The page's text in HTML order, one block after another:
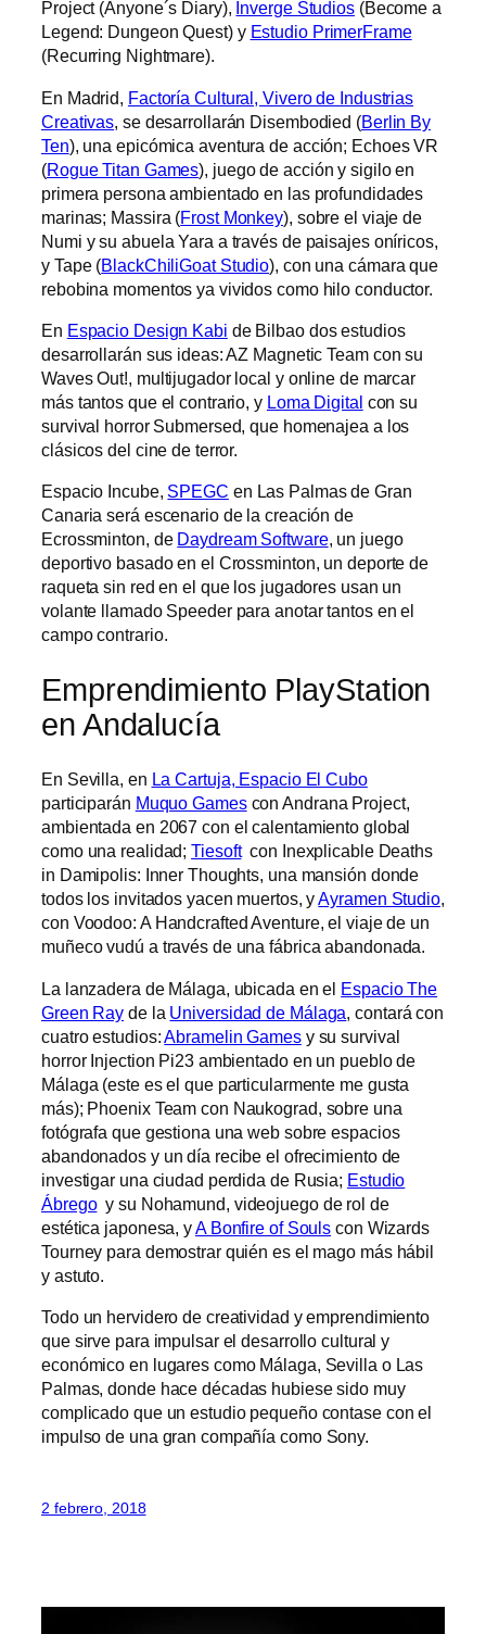
Project (Anyone´s Diary), Inverge Studios(Become a
Legend: Dungeon Quest) y Estudio PrimerFrame
(Recurring Nightmare).
En Madrid, Factoría Cultural, Vivero de Industrias
Creativas, se desarrollarán Disembodied (Berlin By
Ten), una epicómica aventura de acción; Echoes VR
(Rogue Titan Games), juego de acción y sigilo en
primera persona ambientado en las profundidades
marinas; Massira (Frost Monkey), sobre el viaje de
Numi y su abuela Yara a través de paisajes oníricos,
y Tape (BlackChiliGoat Studio), con una cámara que
rebobina momentos ya vividos como hilo conductor.
En Espacio Design Kabi de Bilbao dos estudios
desarrollarán sus ideas: AZ Magnetic Team con su
Waves Out!, multijugador local y online de marcar
más tantos que el contrario, y Loma Digital con su
survival horror Submersed, que homenajea a los
clásicos del cine de terror.
Espacio Incube, SPEGC en Las Palmas de Gran
Canaria será escenario de la creación de
Ecrossminton, de Daydream Software, un juego
deportivo basado en el Crossminton, un deporte de
raqueta sin red en el que los jugadores usan un
volante llamado Speeder para anotar tantos en el
campo contrario.
Emprendimiento PlayStation
en Andalucía
En Sevilla, en La Cartuja, Espacio El Cubo
participarán Muquo Gamescon Andrana Project,
ambientada en 2067 con el calentamiento global
como una realidad;Tiesoftcon Inexplicable Deaths
in Damipolis: Inner Thoughts, una mansión donde
todos los invitados yacen muertos, yAyramen Studio,
con Voodoo: A Handcrafted Aventure, el viaje de un
muñeco vudú a través de una fábrica abandonada.
La lanzadera de Málaga, ubicada en el Espacio The
Green Ray de la Universidad de Málaga, contará con
cuatro estudios:Abramelin Gamesy su survival
horror Injection Pi23 ambientado en un pueblo de
Málaga (este es el que particularmente me gusta
más); Phoenix Team con Naukograd, sobre una
fotógrafa que gestiona una web sobre espacios
abandonados y un día recibe el ofrecimiento de
investigar una ciudad perdida de Rusia; Estudio
Ábregoy su Nohamund, videojuego de rol de
estética japonesa, yA Bonfire of Souls con Wizards
Tourney para demostrar quién es el mago más hábil
y astuto.
Todo un hervidero de creatividad y emprendimiento
que sirve para impulsar el desarrollo cultural y
económico en lugares como Málaga, Sevilla o Las
Palmas, donde hace décadas hubiese sido muy
complicado que un estudio pequeño contase con el
impulso de una gran compañía como Sony.
2 febrero, 2018